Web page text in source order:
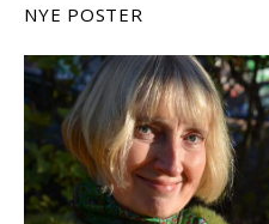
NYE POSTER